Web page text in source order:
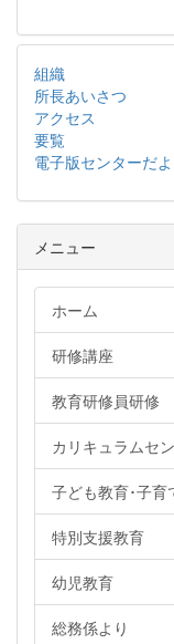
組織
所長あいさつ
アクセス
要覧
電子版センターだよ
メニュー
ホーム
研修講座
教育研修員研修
カリキュラムセ
子ども教育･子育
特別支援教育
幼児教育
総務係より